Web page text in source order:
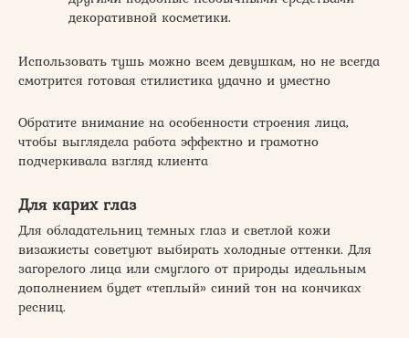
декоративной косметики.
Использовать тушь можно всем девушкам, но не всегда
смотрится готовая стилистика удачно и уместно
Обратите внимание на особенности строения лица,
чтобы выглядела работа эффектно и грамотно
подчеркивала взгляд клиента
Для карих глаз
Для обладательниц темных глаз и светлой кожи
визажисты советуют выбирать холодные оттенки. Для
загорелого лица или смуглого от природы идеальным
дополнением будет «теплый» синий тон на кончиках
ресниц.